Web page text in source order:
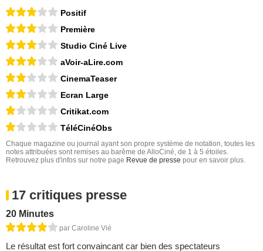
Positif
Première
Studio Ciné Live
aVoir-aLire.com
CinemaTeaser
Ecran Large
Critikat.com
TéléCinéObs
Chaque magazine ou journal ayant son propre système de notation, toutes les
notes attribuées sont remises au barême de AlloCiné, de 1 à 5 étoiles.
Retrouvez plus d'infos sur notre page Revue de presse pour en savoir plus.
17 critiques presse
20 Minutes
par Caroline Vié
Le résultat est fort convaincant car bien des spectateurs